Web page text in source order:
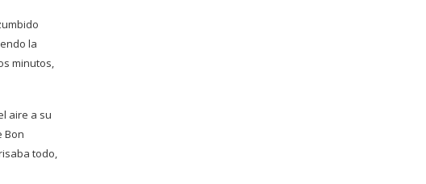
la
minutos,
aire a su
Bon
todo,